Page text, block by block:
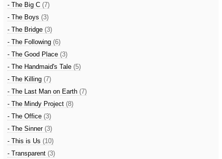
- The Big C (7)
- The Boys (3)
- The Bridge (3)
- The Following (6)
- The Good Place (3)
- The Handmaid's Tale (5)
- The Killing (7)
- The Last Man on Earth (7)
- The Mindy Project (8)
- The Office (3)
- The Sinner (3)
- This is Us (10)
- Transparent (3)